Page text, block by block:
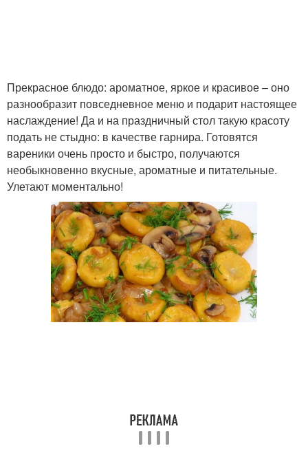
Прекрасное блюдо: ароматное, яркое и красивое – оно
разнообразит повседневное меню и подарит настоящее
наслаждение! Да и на праздничный стол такую красоту
подать не стыдно: в качестве гарнира. Готовятся
вареники очень просто и быстро, получаются
необыкновенно вкусные, ароматные и питательные.
Улетают моментально!